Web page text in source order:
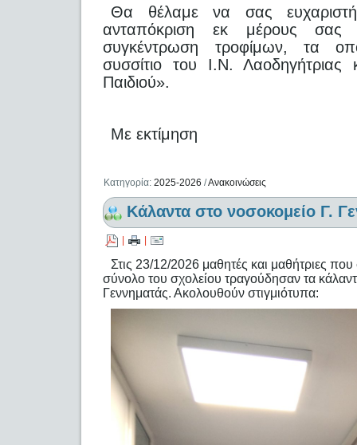
Θα θέλαμε να σας
ανταπόκριση εκ μέρους
συγκέντρωση τροφίμων, τα
συσσίτιο του Ι.Ν.
Παιδιού».
Με εκτίμηση
Κατηγορία:2025-2026 /Ανακοινώσεις
Κάλαντα στο νοσοκομείο Γ.
| |
Στις 23/12/2026 μαθητές και μαθήτριες
σύνολο του σχολείου τραγούδησαν τα
Γεννηματάς. Ακολουθούν στιγμιότυπα: